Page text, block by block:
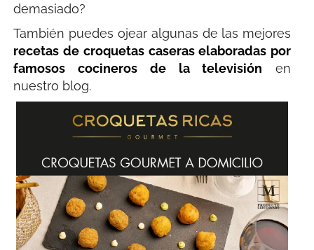
demasiado?
También puedes ojear algunas de las mejores
recetas de croquetas caseras elaboradas por
famosos cocineros de la televisión en
nuestro blog.